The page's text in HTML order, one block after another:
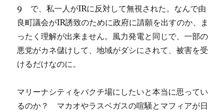
9 で、私一人がIRに反対して無視された。なんで由
良町議会がIR誘致のために政府に請願を出すのか、ま
ったく理解が出来ません。風力発電と同じで、一部の
悪党がカネ儲けして、地域がダシにされて、被害を受
けるだけなのに。
マリーナシティをバクチ場にしたいと本当に思ってい
るのか？ マカオやラスベガスの喧騒とマフィアが日